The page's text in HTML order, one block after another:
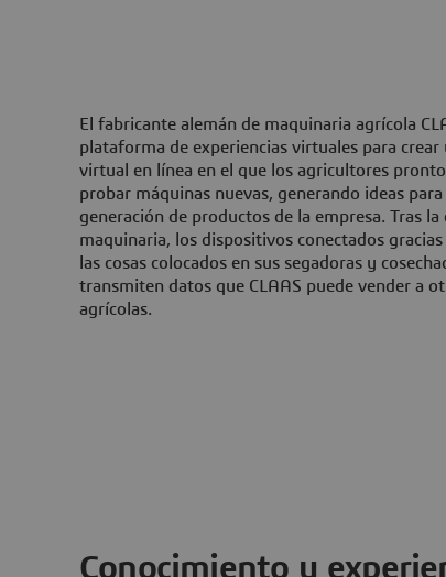
El fabricante alemán de maquinaria agrícola
plataforma de experiencias virtuales para crear
virtual en línea en el que los agricultores
probar máquinas nuevas, generando ideas para
generación de productos de la empresa. Tras la
maquinaria, los dispositivos conectados
las cosas colocados en sus segadoras y
transmiten datos que CLAAS puede vender a
agrícolas.
Conocimiento y